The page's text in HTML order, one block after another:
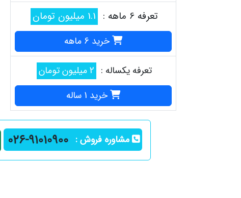
تعرفه 6 ماهه : 1.1 میلیون تومان
خرید 6 ماهه
تعرفه یکساله : 2 میلیون تومان
خرید 1 ساله
مشاوره فروش :